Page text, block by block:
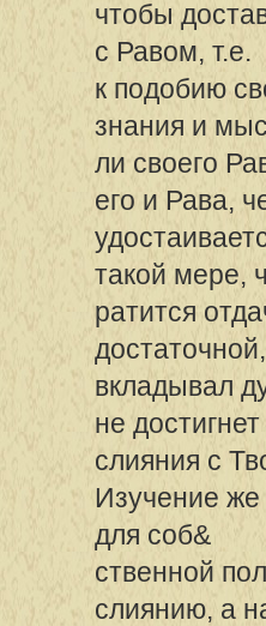
чтобы
с Равом, т.е.
к подобию
знания и
ли своего
его и Рава,
такой мере,
ратится
вкладывал
не достигнет
слияния с
Изучение
для соб&
ственной
слиянию, а